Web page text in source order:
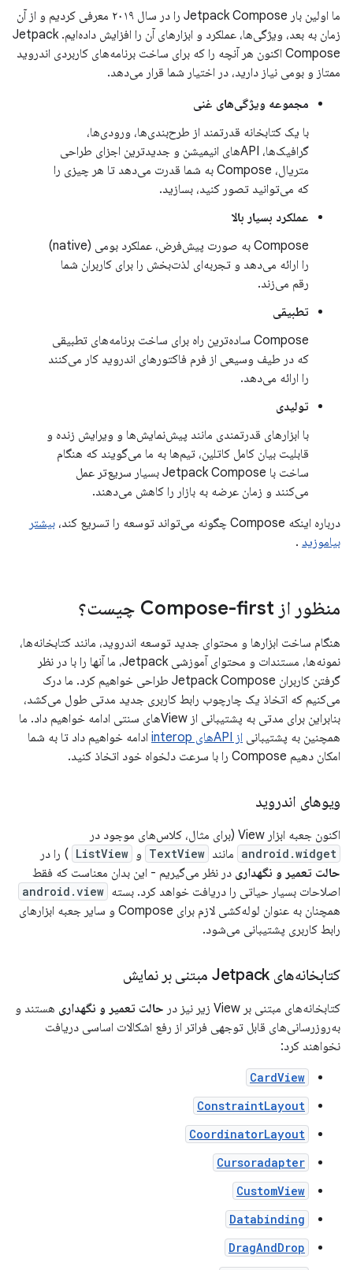
ما اولین بار Jetpack Compose را در سال ۲۰۱۹ معرفی کردیم و از آن
زمان به بعد، ویژگی‌ها، عملکرد و ابزارهای آن را افزایش داده‌ایم. Jetpack
Compose اکنون هر آنچه را که برای ساخت برنامه‌های کاربردی اندروید
ممتاز و بومی نیاز دارید، در اختیار شما قرار می‌دهد.
مجموعه ویژگی‌های غنی
با یک کتابخانه قدرتمند از طرح‌بندی‌ها، ورودی‌ها،
گرافیک‌ها، APIهای انیمیشن و جدیدترین اجزای طراحی
متریال، Compose به شما قدرت می‌دهد تا هر چیزی را
که می‌توانید تصور کنید، بسازید.
عملکرد بسیار بالا
Compose به صورت پیش‌فرض، عملکرد بومی (native)
را ارائه می‌دهد و تجربه‌ای لذت‌بخش را برای کاربران شما
رقم می‌زند.
تطبیقی
Compose ساده‌ترین راه برای ساخت برنامه‌های تطبیقی ​​​​
که در طیف وسیعی از فرم فاکتورهای اندروید کار می‌کنند
را ارائه می‌دهد.
تولیدی
با ابزارهای قدرتمندی مانند پیش‌نمایش‌ها و ویرایش زنده و
قابلیت بیان کامل کاتلین، تیم‌ها به ما می‌گویند که هنگام
ساخت با Jetpack Compose بسیار سریع‌تر عمل
می‌کنند و زمان عرضه به بازار را کاهش می‌دهند.
درباره اینکه Compose چگونه می‌تواند توسعه را تسریع کند،
بیشتر
بیاموزید .
منظور از Compose-first چیست؟
هنگام ساخت ابزارها و محتوای جدید توسعه اندروید، مانند کتابخانه‌ها،
نمونه‌ها، مستندات و محتوای آموزشی Jetpack، ما آنها را با در نظر
گرفتن کاربران Jetpack Compose طراحی خواهیم کرد. ما درک
می‌کنیم که اتخاذ یک چارچوب رابط کاربری جدید مدتی طول می‌کشد،
بنابراین برای مدتی به پشتیبانی از Viewهای سنتی ادامه خواهیم داد. ما
همچنین به پشتیبانی از APIهای interop
ادامه خواهیم داد تا به شما
امکان دهیم Compose را با سرعت دلخواه خود اتخاذ کنید.
ویوهای اندروید
اکنون جعبه ابزار View (برای مثال، کلاس‌های موجود در
android.widget مانند TextView و ListView ) را در
حالت تعمیر و نگهداری در نظر می‌گیریم - این بدان معناست که فقط
اصلاحات بسیار حیاتی را دریافت خواهد کرد. بسته android.view
همچنان به عنوان لوله‌کشی لازم برای Compose و سایر جعبه ابزارهای
رابط کاربری پشتیبانی می‌شود.
کتابخانه‌های Jetpack مبتنی بر نمایش
کتابخانه‌های مبتنی بر View زیر نیز در حالت تعمیر و نگهداری هستند و
به‌روزرسانی‌های قابل توجهی فراتر از رفع اشکالات اساسی دریافت
نخواهند کرد:
CardView
ConstraintLayout
CoordinatorLayout
Cursoradapter
CustomView
Databinding
DragAndDrop